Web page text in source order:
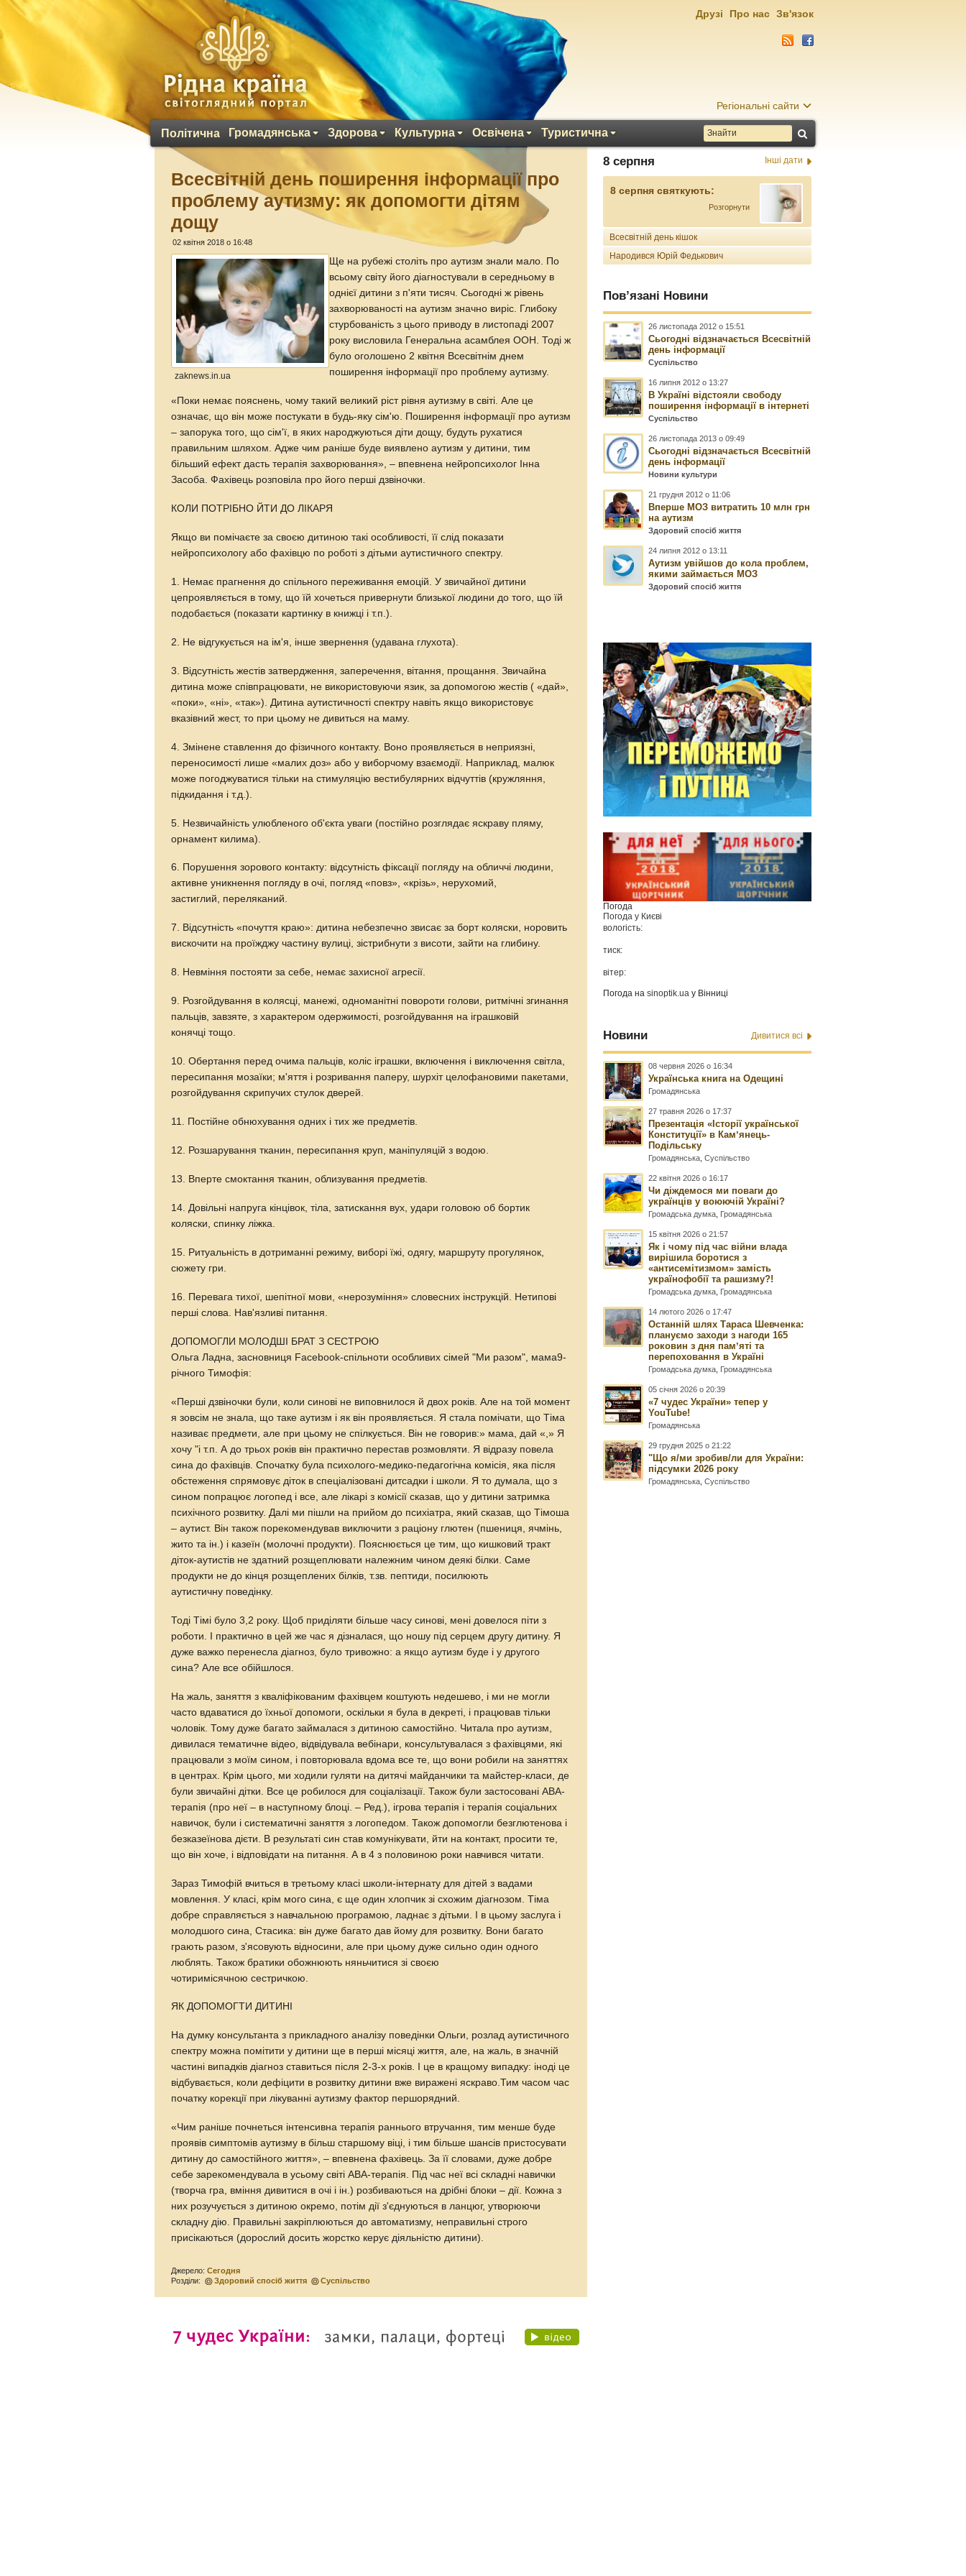
Регіональні сайти
Політична Громадянська Здорова Культурна Освічена Туристична
Друзі Про нас Зв'язок
Всесвітній день поширення інформації про
проблему аутизму: як допомогти дітям
дощу
02 квітня 2018 о 16:48
zaknews.in.ua
Ще на рубежі століть про аутизм знали мало. По
всьому світу його діагностували в середньому в
однієї дитини з п'яти тисяч. Сьогодні ж рівень
захворюваності на аутизм значно виріс. Глибоку
стурбованість з цього приводу в листопаді 2007
року висловила Генеральна асамблея ООН. Тоді ж
було оголошено 2 квітня Всесвітнім днем
поширення інформації про проблему аутизму.
«Поки немає пояснень, чому такий великий ріст рівня аутизму в світі. Але це
означає, що він може постукати в будь-яку сім'ю. Поширення інформації про аутизм
– запорука того, що сім'ї, в яких народжуються діти дощу, будуть рухатися
правильним шляхом. Адже чим раніше буде виявлено аутизм у дитини, тим
більший ефект дасть терапія захворювання», – впевнена нейропсихолог Інна
Засоба. Фахівець розповіла про його перші дзвіночки.
КОЛИ ПОТРІБНО ЙТИ ДО ЛІКАРЯ
Якщо ви помічаєте за своєю дитиною такі особливості, її слід показати
нейропсихологу або фахівцю по роботі з дітьми аутистичного спектру.
1. Немає прагнення до спільного переживання емоцій. У звичайної дитини
цепроявляється в тому, що їй хочеться привернути близької людини до того, що їй
подобається (показати картинку в книжці і т.п.).
2. Не відгукується на ім'я, інше звернення (удавана глухота).
3. Відсутність жестів затвердження, заперечення, вітання, прощання. Звичайна
дитина може співпрацювати, не використовуючи язик, за допомогою жестів ( «дай»,
«поки», «ні», «так»). Дитина аутистичності спектру навіть якщо використовує
вказівний жест, то при цьому не дивиться на маму.
4. Змінене ставлення до фізичного контакту. Воно проявляється в неприязні,
переносимості лише «малих доз» або у виборчому взаємодії. Наприклад, малюк
може погоджуватися тільки на стимуляцію вестибулярних відчуттів (кружляння,
підкидання і т.д.).
5. Незвичайність улюбленого об'єкта уваги (постійно розглядає яскраву пляму,
орнамент килима).
6. Порушення зорового контакту: відсутність фіксації погляду на обличчі людини,
активне уникнення погляду в очі, погляд «повз», «крізь», нерухомий,
застиглий, переляканий.
7. Відсутність «почуття краю»: дитина небезпечно звисає за борт коляски, норовить
вискочити на проїжджу частину вулиці, зістрибнути з висоти, зайти на глибину.
8. Невміння постояти за себе, немає захисної агресії.
9. Розгойдування в колясці, манежі, одноманітні повороти голови, ритмічні згинання
пальців, завзяте, з характером одержимості, розгойдування на іграшковій
конячці тощо.
10. Обертання перед очима пальців, коліс іграшки, включення і виключення світла,
пересипання мозаїки; м'яття і розривання паперу, шурхіт целофановими пакетами,
розгойдування скрипучих стулок дверей.
11. Постійне обнюхування одних і тих же предметів.
12. Розшарування тканин, пересипання круп, маніпуляцій з водою.
13. Вперте смоктання тканин, облизування предметів.
14. Довільні напруга кінцівок, тіла, затискання вух, удари головою об бортик
коляски, спинку ліжка.
15. Ритуальність в дотриманні режиму, виборі їжі, одягу, маршруту прогулянок,
сюжету гри.
16. Перевага тихої, шепітної мови, «нерозуміння» словесних інструкцій. Нетипові
перші слова. Нав'язливі питання.
ДОПОМОГЛИ МОЛОДШІ БРАТ З СЕСТРОЮ
Ольга Ладна, засновниця Facebook-спільноти особливих сімей "Ми разом", мама9-
річного Тимофія:
«Перші дзвіночки були, коли синові не виповнилося й двох років. Але на той момент
я зовсім не знала, що таке аутизм і як він проявляється. Я стала помічати, що Тіма
називає предмети, але при цьому не спілкується. Він не говорив:» мама, дай «,» Я
хочу "і т.п. А до трьох років він практично перестав розмовляти. Я відразу повела
сина до фахівців. Спочатку була психолого-медико-педагогічна комісія, яка після
обстеження спрямовує діток в спеціалізовані дитсадки і школи. Я то думала, що з
сином попрацює логопед і все, але лікарі з комісії сказав, що у дитини затримка
психічного розвитку. Далі ми пішли на прийом до психіатра, який сказав, що Тімоша
– аутист. Він також порекомендував виключити з раціону глютен (пшениця, ячмінь,
жито та ін.) і казеїн (молочні продукти). Пояснюється це тим, що кишковий тракт
діток-аутистів не здатний розщеплювати належним чином деякі білки. Саме
продукти не до кінця розщеплених білків, т.зв. пептиди, посилюють
аутистичну поведінку.
Тоді Тімі було 3,2 року. Щоб приділяти більше часу синові, мені довелося піти з
роботи. І практично в цей же час я дізналася, що ношу під серцем другу дитину. Я
дуже важко перенесла діагноз, було тривожно: а якщо аутизм буде і у другого
сина? Але все обійшлося.
На жаль, заняття з кваліфікованим фахівцем коштують недешево, і ми не могли
часто вдаватися до їхньої допомоги, оскільки я була в декреті, і працював тільки
чоловік. Тому дуже багато займалася з дитиною самостійно. Читала про аутизм,
дивилася тематичне відео, відвідувала вебінари, консультувалася з фахівцями, які
працювали з моїм сином, і повторювала вдома все те, що вони робили на заняттях
в центрах. Крім цього, ми ходили гуляти на дитячі майданчики та майстер-класи, де
були звичайні дітки. Все це робилося для соціалізації. Також були застосовані АВА-
терапія (про неї – в наступному блоці. – Ред.), ігрова терапія і терапія соціальних
навичок, були і систематичні заняття з логопедом. Також допомогли безглютенова і
безказеїнова дієти. В результаті син став комунікувати, йти на контакт, просити те,
що він хоче, і відповідати на питання. А в 4 з половиною роки навчився читати.
Зараз Тимофій вчиться в третьому класі школи-інтернату для дітей з вадами
мовлення. У класі, крім мого сина, є ще один хлопчик зі схожим діагнозом. Тіма
добре справляється з навчальною програмою, ладнає з дітьми. І в цьому заслуга і
молодшого сина, Стасика: він дуже багато дав йому для розвитку. Вони багато
грають разом, з'ясовують відносини, але при цьому дуже сильно один одного
люблять. Також братики обожнюють няньчитися зі своєю
чотиримісячною сестричкою.
ЯК ДОПОМОГТИ ДИТИНІ
На думку консультанта з прикладного аналізу поведінки Ольги, розлад аутистичного
спектру можна помітити у дитини ще в перші місяці життя, але, на жаль, в значній
частині випадків діагноз ставиться після 2-3-х років. І це в кращому випадку: іноді це
відбувається, коли дефіцити в розвитку дитини вже виражені яскраво.Тим часом час
початку корекції при лікуванні аутизму фактор першорядний.
«Чим раніше почнеться інтенсивна терапія раннього втручання, тим менше буде
проявів симптомів аутизму в більш старшому віці, і тим більше шансів пристосувати
дитину до самостійного життя», – впевнена фахівець. За її словами, дуже добре
себе зарекомендувала в усьому світі АВА-терапія. Під час неї всі складні навички
(творча гра, вміння дивитися в очі і ін.) розбиваються на дрібні блоки – дії. Кожна з
них розучується з дитиною окремо, потім дії з'єднуються в ланцюг, утворюючи
складну дію. Правильні закріплюються до автоматизму, неправильні строго
присікаються (дорослий досить жорстко керує діяльністю дитини).
Джерело:Сегодня
Розділи:
Здоровий спосіб життя Суспільство
8 серпня Інші дати
8 серпня святкують:
Розгорнути
Всесвітній день кішок
Народився Юрій Федькович
Пов’язані Новини
26 листопада 2012 о 15:51
Сьогодні відзначається Всесвітній
день інформації
Суспільство
16 липня 2012 о 13:27
В Україні відстояли свободу
поширення інформації в інтернеті
Суспільство
26 листопада 2013 о 09:49
Сьогодні відзначається Всесвітній
день інформації
Новини культури
21 грудня 2012 о 11:06
Вперше МОЗ витратить 10 млн грн
на аутизм
Здоровий спосіб життя
24 липня 2012 о 13:11
Аутизм увійшов до кола проблем,
якими займається МОЗ
Здоровий спосіб життя
Погода
Погода у Києві
вологість:
тиск:
вітер:
Погода наsinoptik.ua у Вінниці
Новини Дивитися всі
08 червня 2026 о 16:34
Українська книга на Одещині
Громадянська
27 травня 2026 о 17:37
Презентація «Історії української
Конституції» в Камʼянець-
Подільську
Громадянська ,Суспільство
22 квітня 2026 о 16:17
Чи діждемося ми поваги до
українців у воюючій Україні?
Громадська думка Громадянська
15 квітня 2026 о 21:57
Як і чому під час війни влада
вирішила боротися з
«антисемітизмом» замість
українофобії та рашизму?!
Громадська думка Громадянська
14 лютого 2026 о 17:47
Останній шлях Тараса Шевченка:
плануємо заходи з нагоди 165
роковин з дня памʼяті та
перепоховання в Україні
Громадська думка Громадянська
05 січня 2026 о 20:39
«7 чудес України» тепер у
YouTube!
Громадянська
29 грудня 2025 о 21:22
"Що я/ми зробив/ли для України:
підсумки 2026 року
Громадянська ,Суспільство